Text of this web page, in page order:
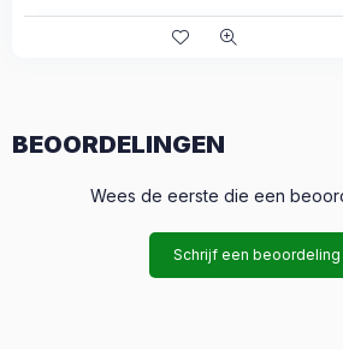
BEOORDELINGEN
Wees de eerste die een
Schrijf een beoordeling